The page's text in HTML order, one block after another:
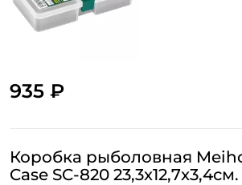
935 ₽
Коробка рыболовная
Case SC-820 23,3x12,7x3,4см.